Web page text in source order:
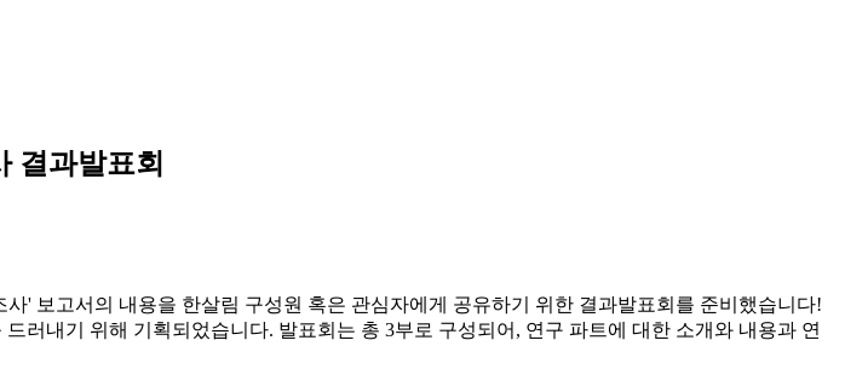
결과발표회
' 보고서의 내용을 한살림 구성원 혹은 관심자에게 공유하기 위한 결과발표회를 준비했습니다!
러내기 위해 기획되었습니다. 발표회는 총 3부로 구성되어, 연구 파트에 대한 소개와 내용과 연